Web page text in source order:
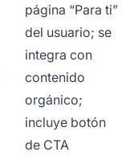
página “Para ti”
del usuario; se
integra con
contenido
orgánico;
incluye botón
de CTA